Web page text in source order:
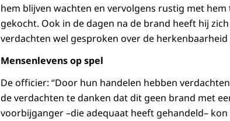
hem blijven wachten en vervolgens rustig met
gekocht. Ook in de dagen na de brand heeft hij
verdachten wel gesproken over de
Mensenlevens op spel
De officier: “Door hun handelen hebben
de verdachten te danken dat dit geen brand met
voorbijganger –die adequaat heeft gehandeld–